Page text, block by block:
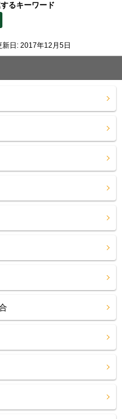
るキーワード
新日: 2017年12月5日